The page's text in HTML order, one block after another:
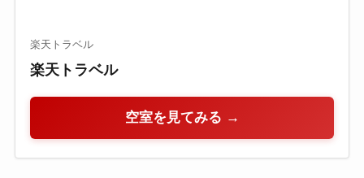
楽天トラベル
楽天トラベル
空室を見てみる →